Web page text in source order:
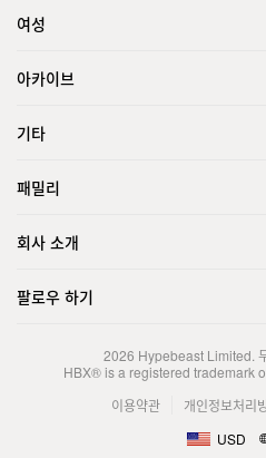
여성
아카이브
기타
패밀리
회사 소개
팔로우 하기
2026 Hypebeast Limited.
HBX® is a registered trademark
이용약관
개인정보처리
USD